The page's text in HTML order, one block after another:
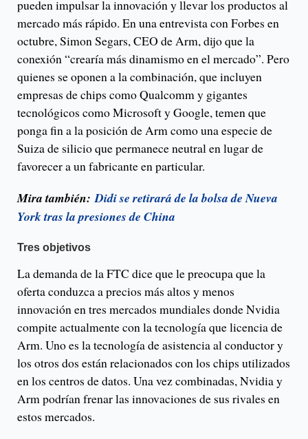
pueden impulsar la innovación y llevar los productos al
mercado más rápido. En una entrevista con Forbes en
octubre, Simon Segars, CEO de Arm, dijo que la
conexión “crearía más dinamismo en el mercado”. Pero
quienes se oponen a la combinación, que incluyen
empresas de chips como Qualcomm y gigantes
tecnológicos como Microsoft y Google, temen que
ponga fin a la posición de Arm como una especie de
Suiza de silicio que permanece neutral en lugar de
favorecer a un fabricante en particular.
Mira también:Didi se retirará de la bolsa de Nueva
York tras la presiones de China
Tres objetivos
La demanda de la FTC dice que le preocupa que la
oferta conduzca a precios más altos y menos
innovación en tres mercados mundiales donde Nvidia
compite actualmente con la tecnología que licencia de
Arm. Uno es la tecnología de asistencia al conductor y
los otros dos están relacionados con los chips utilizados
en los centros de datos. Una vez combinadas, Nvidia y
Arm podrían frenar las innovaciones de sus rivales en
estos mercados.